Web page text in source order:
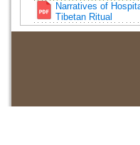
Narratives of
Tibetan Ritual